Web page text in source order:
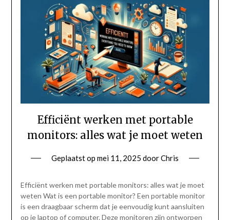
Efficiënt werken met portable
monitors: alles wat je moet weten
Geplaatst op mei 11, 2025 doorChris
Efficiënt werken met portable monitors: alles wat je moet
weten Wat is een portable monitor? Een portable monitor
is een draagbaar scherm dat je eenvoudig kunt aansluiten
op je laptop of computer. Deze monitoren zijn ontworpen